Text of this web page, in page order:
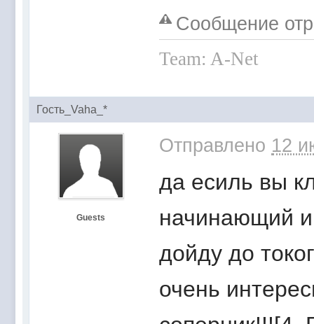
Сообщение
Team: A-Net
Гость_Vaha_*
Guests
Отправлено 12
да есиль вы
начинающий
дойду до
очень